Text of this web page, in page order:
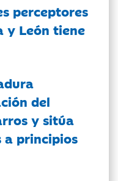
perceptores
y León tiene
del
y sitúa
a principios